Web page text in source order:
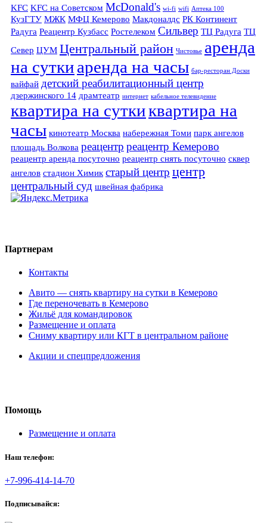
KFC KFC на Советском McDonald's wi-fi wifi Аптека 100
КузГТУ МЖК МФЦ Кемерово Макдоналдс РК Континент
Радуга Реацентр Кузбасс Ростелеком Сильвер ТЦ Радуга ТЦ
Север ЦУМ Центральный район Чистовье аренда
на суткиаренда на часы бар-ресторан Доски
вайфай детский реабилитационный центр
дзержинского 14 драмтеатр интернет кабельное телевидение
квартира на суткиквартира на
часы кинотеатр Москва набережная Томи парк ангелов
площадь Волкова реацентр реацентр Кемерово
реацентр аренда посуточно реацентр снять посуточно сквер
ангелов стадион Химик старый центр центр
центральный суд швейная фабрика
Партнерам
Контакты
Авито — снять квартиру на сутки в Кемерово
Где переночевать в Кемерово
Жильё для командировок
Размещение и оплата
Сниму квартиру или КГТ в центральном районе
Акции и спецпредложения
Помощь
Размещение и оплата
Наш телефон:
+7-996-414-14-70
Подписывайся: